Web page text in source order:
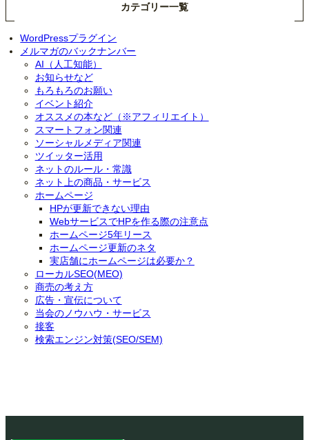
カテゴリー一覧
WordPressプラグイン
メルマガのバックナンバー
AI（人工知能）
お知らせなど
もろもろのお願い
イベント紹介
オススメの本など（※アフィリエイト）
スマートフォン関連
ソーシャルメディア関連
ツイッター活用
ネットのルール・常識
ネット上の商品・サービス
ホームページ
HPが更新できない理由
WebサービスでHPを作る際の注意点
ホームページ5年リース
ホームページ更新のネタ
実店舗にホームページは必要か？
ローカルSEO(MEO)
商売の考え方
広告・宣伝について
当会のノウハウ・サービス
接客
検索エンジン対策(SEO/SEM)